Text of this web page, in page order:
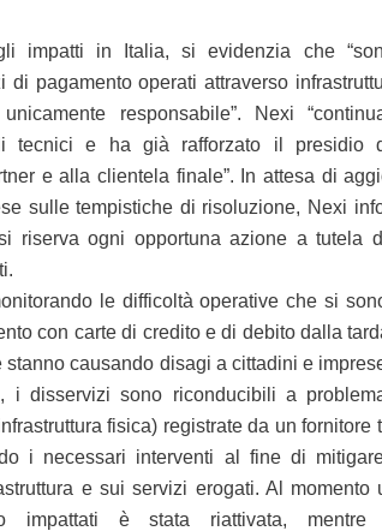
impatti in Italia, si evidenzia che
di pagamento operati attraverso
responsabile”. Nexi
tecnici e ha già rafforzato il presidio
e alla clientela finale”. In attesa di
sulle tempistiche di risoluzione, Nexi
riserva ogni opportuna azione a tutela
le difficoltà operative che si
con carte di credito e di debito dalla
stanno causando disagi a cittadini e
i disservizi sono riconducibili a
fisica) registrate da un fornitore
i necessari interventi al fine di
e sui servizi erogati. Al momento
impattati è stata riattivata, mentre